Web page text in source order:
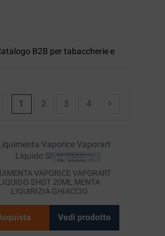
B2B per tabaccherie e
1 2 3 4
VAPORICE VAPORART
SHOT 20ML MENTA
LIQUIRIZIA GHIACCIO
Vedi prodotto